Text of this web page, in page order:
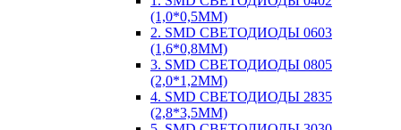
(1,0*0,5ММ)
2. SMD СВЕТОДИОДЫ 0603
(1,6*0,8ММ)
3. SMD СВЕТОДИОДЫ 0805
(2,0*1,2ММ)
4. SMD СВЕТОДИОДЫ 2835
(2,8*3,5ММ)